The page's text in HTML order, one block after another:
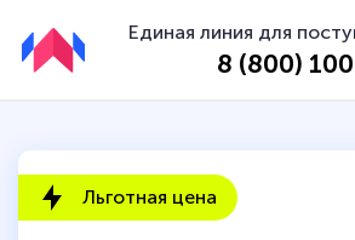
Единая линия для
8 (800)
Льготная цена